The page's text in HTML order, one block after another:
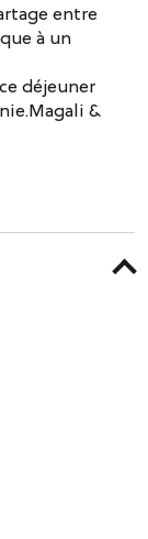
entre
à un
déjeuner
&